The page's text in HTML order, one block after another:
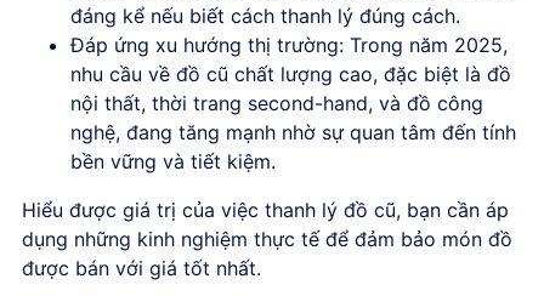
đáng kể nếu biết cách thanh lý đúng cách.
Đáp ứng xu hướng thị trường: Trong năm 2025,
nhu cầu về đồ cũ chất lượng cao, đặc biệt là đồ
nội thất, thời trang second-hand, và đồ công
nghệ, đang tăng mạnh nhờ sự quan tâm đến tính
bền vững và tiết kiệm.
Hiểu được giá trị của việc thanh lý đồ cũ, bạn cần áp
dụng những kinh nghiệm thực tế để đảm bảo món đồ
được bán với giá tốt nhất.